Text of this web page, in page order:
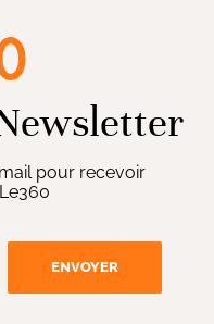
pour recevoir
ENVOYER